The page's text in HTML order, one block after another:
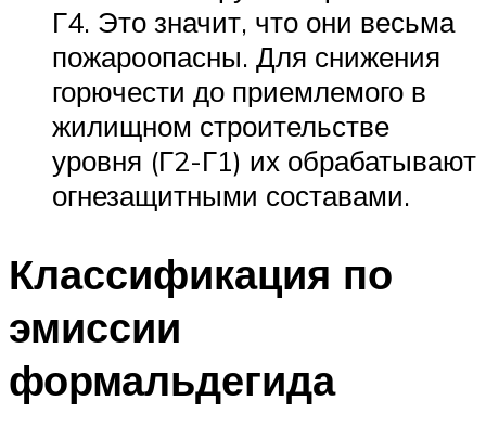
Г4. Это значит, что они весьма
пожароопасны. Для снижения
горючести до приемлемого в
жилищном строительстве
уровня (Г2-Г1) их обрабатывают
огнезащитными составами.
Классификация по
эмиссии
формальдегида